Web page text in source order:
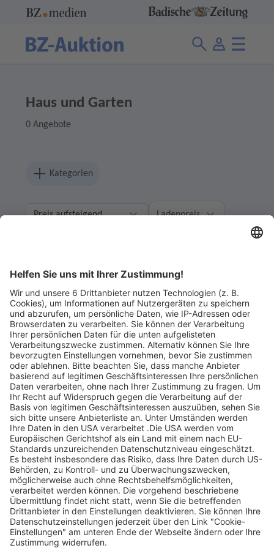
Haus und Garten
0 Angebote
Kategorien
Ladenpreis
Ohne Gebot
Abgelaufene Angebote anzeigen 0 €
Keine passenden Angebote gefunden, versuchen Sie
folgendes:
Prüfen Sie die Schreibweise aller Suchbegriffe
Versuchen Sie es mit einem anderen Suchbegriff
Suchen Sie nach allgemeineren Begriffen
Nutzen Sie die Navigation
Oder sehen Sie sich alle Angebote an:
Alle Angebote ansehen
Beliebte Schnäppchen entdecken